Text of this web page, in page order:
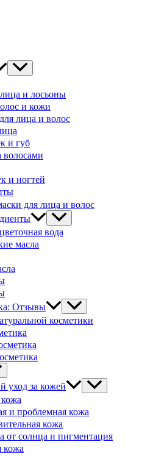
и лосьоны
и кожи
лица и волос
и губ
волосами
и ногтей
для лица и волос
вода
масла
Отзывы
косметики
уход за кожей
и проблемная кожа
кожа
от солнца и пигментация
кожа